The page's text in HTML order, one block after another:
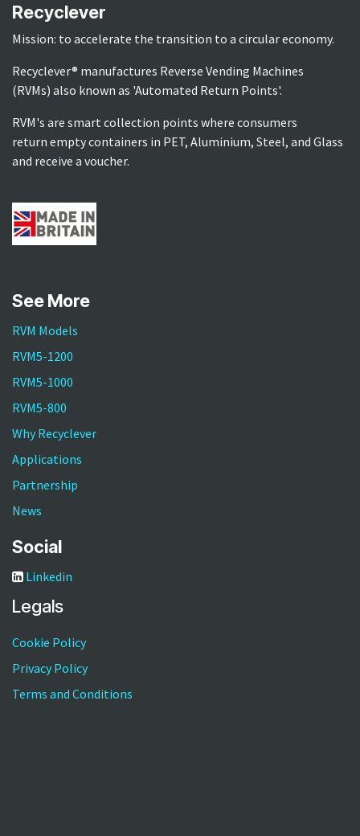
Recyclever
Mission: to accelerate the transition to a circular economy.
Recyclever® manufactures Reverse Vending Machines
(RVMs) also known as 'Automated Return Points'.
RVM's are smart collection points where consumers
return empty containers in PET, Aluminium, Steel, and Glass
and receive a voucher.
See More
RVM Models
RVM5-1200
RVM5-1000
RVM5-800
Why Recyclever
Applications
Partnership
News
Social
Linkedin
Legals
Cookie Policy
Privacy Policy
Terms and Conditions